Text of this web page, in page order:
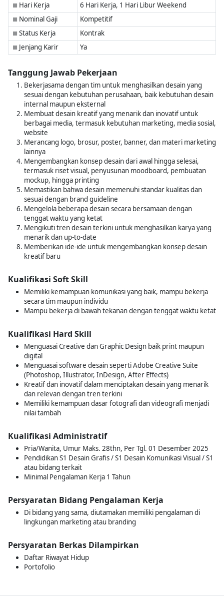
■ Hari Kerja 6 Hari Kerja, 1 Hari Libur Weekend
■ Nominal Gaji Kompetitif
■ Status Kerja Kontrak
■ Jenjang Karir Ya
Tanggung Jawab Pekerjaan
Bekerjasama dengan tim untuk menghasilkan desain yang
sesuai dengan kebutuhan perusahaan, baik kebutuhan desain
internal maupun eksternal
Membuat desain kreatif yang menarik dan inovatif untuk
berbagai media, termasuk kebutuhan marketing, media sosial,
website
Merancang logo, brosur, poster, banner, dan materi marketing
lainnya
Mengembangkan konsep desain dari awal hingga selesai,
termasuk riset visual, penyusunan moodboard, pembuatan
mockup, hingga printing
Memastikan bahwa desain memenuhi standar kualitas dan
sesuai dengan brand guideline
Mengelola beberapa desain secara bersamaan dengan
tenggat waktu yang ketat
Mengikuti tren desain terkini untuk menghasilkan karya yang
menarik dan up-to-date
Memberikan ide-ide untuk mengembangkan konsep desain
kreatif baru
Kualifikasi Soft Skill
Memiliki kemampuan komunikasi yang baik, mampu bekerja
secara tim maupun individu
Mampu bekerja di bawah tekanan dengan tenggat waktu ketat
Kualifikasi Hard Skill
Menguasai Creative dan Graphic Design baik print maupun
digital
Menguasai software desain seperti Adobe Creative Suite
(Photoshop, Illustrator, InDesign, After Effects)
Kreatif dan inovatif dalam menciptakan desain yang menarik
dan relevan dengan tren terkini
Memiliki kemampuan dasar fotografi dan videografi menjadi
nilai tambah
Kualifikasi Administratif
Pria/Wanita, Umur Maks. 28thn, Per Tgl. 01 Desember 2025
Pendidikan S1 Desain Grafis / S1 Desain Komunikasi Visual / S1
atau bidang terkait
Minimal Pengalaman Kerja 1 Tahun
Persyaratan Bidang Pengalaman Kerja
Di bidang yang sama, diutamakan memiliki pengalaman di
lingkungan marketing atau branding
Persyaratan Berkas Dilampirkan
Daftar Riwayat Hidup
Portofolio